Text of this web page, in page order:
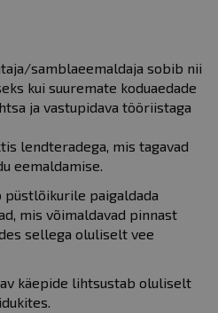
samblaeemaldaja sobib nii
kui suuremate koduaedade
ja vastupidava tööriistaga
lendteradega, mis tagavad
eemaldamise.
püstlõikurile paigaldada
mis võimaldavad pinnast
sellega oluliselt vee
käepide lihtsustab oluliselt